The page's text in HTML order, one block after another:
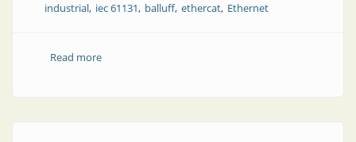
industrial iec 61131 balluff ethercat Ethernet
Read moreabout Ventajas de la tecnología IO-Link